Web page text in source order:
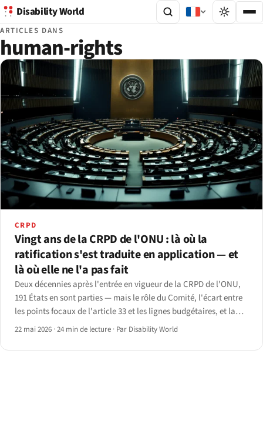
Disability World
ARTICLES DANS
human-rights
CRPD
Vingt ans de la CRPD de l'ONU : là où la
ratification s'est traduite en application — et
là où elle ne l'a pas fait
Deux décennies après l'entrée en vigueur de la CRPD de l'ONU,
191 États en sont parties — mais le rôle du Comité, l'écart entre
les points focaux de l'article 33 et les lignes budgétaires, et la
disparité des ratifications du Protocole facultatif dressent un
22 mai 2026 ·24 min de lecture · Par Disability World